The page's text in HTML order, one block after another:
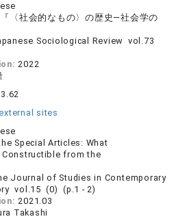
〈社会的なもの〉の歴史―社会学の
Sociological Review vol.73
2022
sites
Special Articles: What
from the
Journal of Studies in Contemporary
vol.15 (0) (p.1 - 2)
2021.03
Takashi